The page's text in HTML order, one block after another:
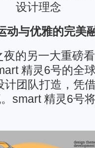
设计理念
动与优雅的完美
的另一大重磅
精灵6号的全
计团队打造，凭
smart 精灵6号